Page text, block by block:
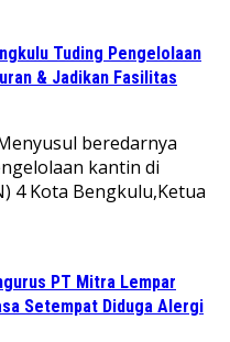
Tuding Pengelolaan
& Jadikan Fasilitas
beredarnya
kantin di
4 Kota Bengkulu,Ketua
PT Mitra Lempar
Setempat Diduga Alergi